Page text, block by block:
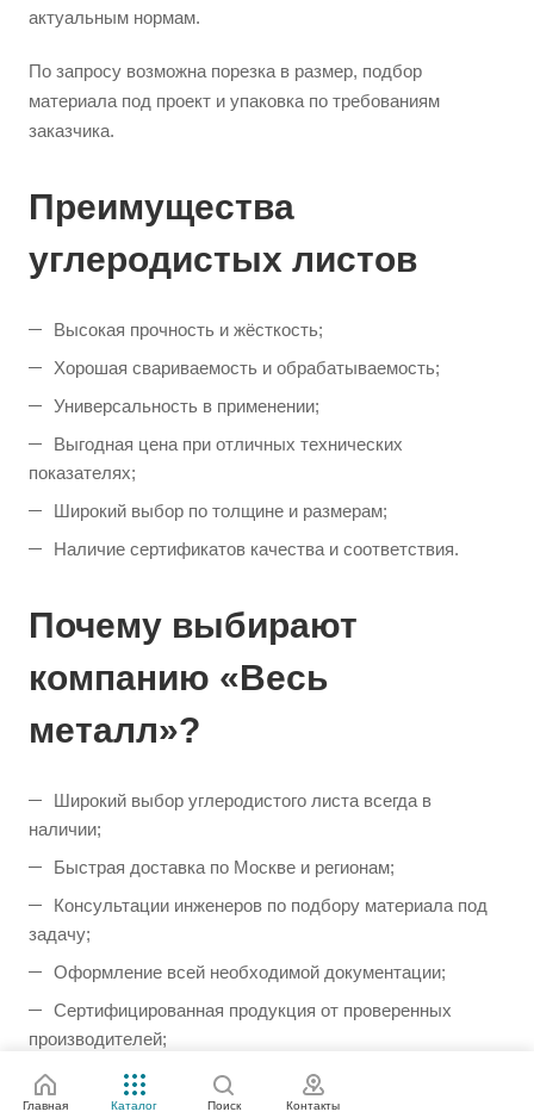
актуальным нормам.
По запросу возможна порезка в размер, подбор
материала под проект и упаковка по требованиям
заказчика.
Преимущества
углеродистых листов
Высокая прочность и жёсткость;
Хорошая свариваемость и обрабатываемость;
Универсальность в применении;
Выгодная цена при отличных технических
показателях;
Широкий выбор по толщине и размерам;
Наличие сертификатов качества и соответствия.
Почему выбирают
компанию «Весь
металл»?
Широкий выбор углеродистого листа всегда в
наличии;
Быстрая доставка по Москве и регионам;
Консультации инженеров по подбору материала под
задачу;
Оформление всей необходимой документации;
Сертифицированная продукция от проверенных
производителей;
Продажа от одной штуки и гибкая система скидок для
оптовиков.
Главная Каталог Поиск Контакты